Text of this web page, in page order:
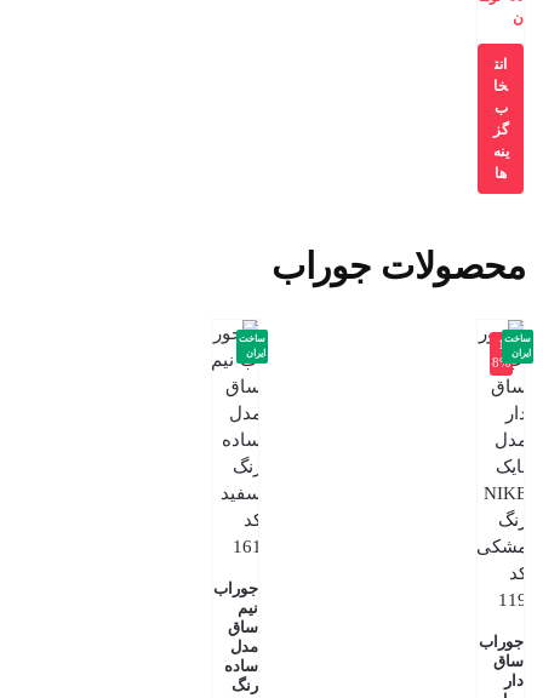
ن
انت
خا
ب
گز
ینه
ها
محصولات جوراب
-1
8%
جوراب
ساق
دار
ساخت
ایران
جوراب
نیم
ساق
مدل
ساده
رنگ
ساخت
ایران